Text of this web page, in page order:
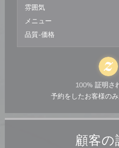
顧客の
雰囲気
メニュー
品質-価格
100% 証明さ
予約をしたお客様の